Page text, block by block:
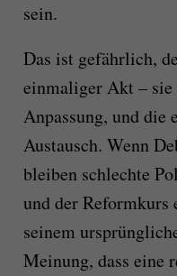
sein.
Das ist gefährlich,
einmaliger Akt – sie
Anpassung, und die
Austausch. Wenn
bleiben schlechte
und der Reformkurs
seinem
Meinung, dass eine